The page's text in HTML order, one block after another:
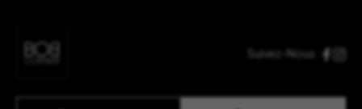
Suivez-Nous :